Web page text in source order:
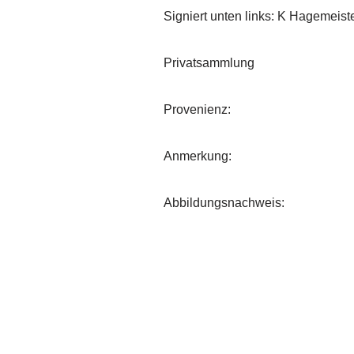
Signiert unten links: K
Privatsammlung
Provenienz:
Anmerkung:
Abbildungsnachweis: